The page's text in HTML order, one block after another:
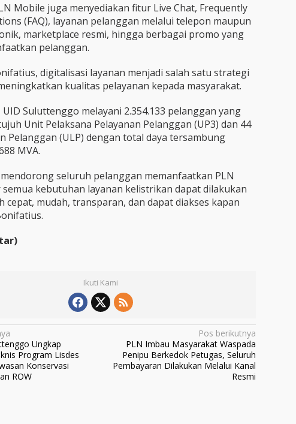
Mobile juga menyediakan fitur Live Chat, Frequently
(FAQ), layanan pelanggan melalui telepon maupun
marketplace resmi, hingga berbagai promo yang
pelanggan.
digitalisasi layanan menjadi salah satu strategi
kualitas pelayanan kepada masyarakat.
UID Suluttenggo melayani 2.354.133 pelanggan yang
Unit Pelaksana Pelayanan Pelanggan (UP3) dan 44
Pelanggan (ULP) dengan total daya tersambung
MVA.
seluruh pelanggan memanfaatkan PLN
kebutuhan layanan kelistrikan dapat dilakukan
cepat, mudah, transparan, dan dapat diakses kapan
Ikuti Kami
Ungkap
Program Lisdes
Konservasi
ROW
Pos berikutnya
PLN Imbau Masyarakat Waspada
Penipu Berkedok Petugas, Seluruh
Pembayaran Dilakukan Melalui Kanal
Resmi